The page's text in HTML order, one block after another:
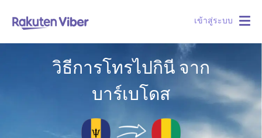
เข้าสู่ระบบ
วิธีการโทรไปกินี จาก
บาร์เบโดส